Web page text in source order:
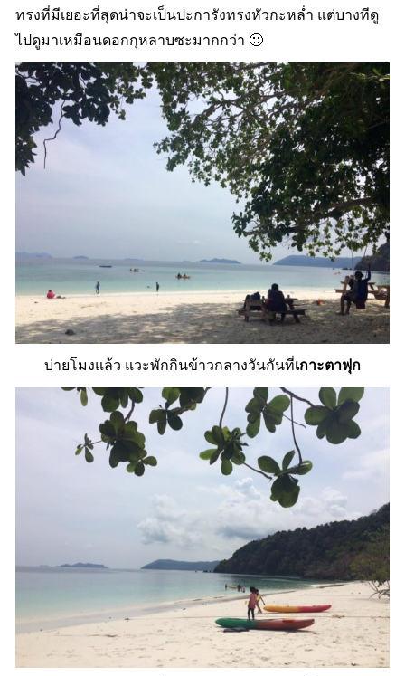
ทรงที่มีเยอะที่สุดน่าจะเป็นปะการังทรงหัวกะหล่ำ แต่บางทีดู
ไปดูมาเหมือนดอกกุหลาบซะมากกว่า 🙂
บ่ายโมงแล้ว แวะพักกินข้าวกลางวันกันที่เกาะตาฟุก